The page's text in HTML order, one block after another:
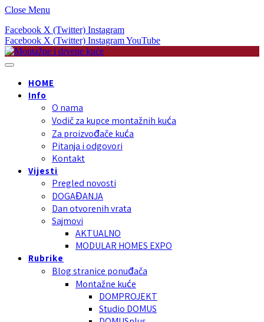
Close Menu
Facebook X (Twitter) Instagram
Facebook X (Twitter) InstagramYouTube
HOME
Info
O nama
Vodič za kupce montažnih kuća
Za proizvođače kuća
Pitanja i odgovori
Kontakt
Vijesti
Pregled novosti
DOGAĐANJA
Dan otvorenih vrata
Sajmovi
AKTUALNO
MODULAR HOMES EXPO
Rubrike
Blog stranice ponuđača
Montažne kuće
DOMPROJEKT
Studio DOMUS